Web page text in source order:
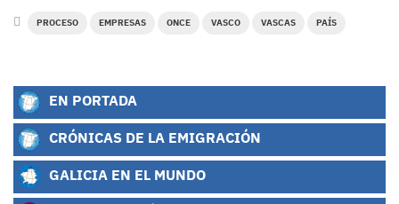
PROCESO EMPRESAS ONCE VASCO VASCAS PAÍS
EN PORTADA
CRÓNICAS DE LA EMIGRACIÓN
GALICIA EN EL MUNDO